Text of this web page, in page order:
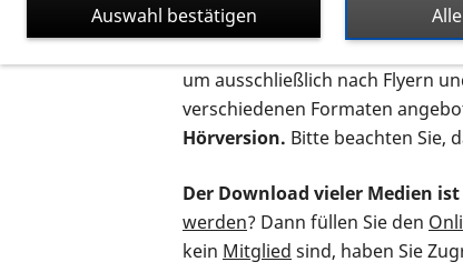
Auf dieser Seite finden Sie
um ausschließlich nach Flyern
verschiedenen Formaten
Hörversion. Bitte beachten Sie,
Der Download vieler Medien
werden? Dann füllen Sie den
kein Mitglied sind, haben Sie
Auswahl bestätigen